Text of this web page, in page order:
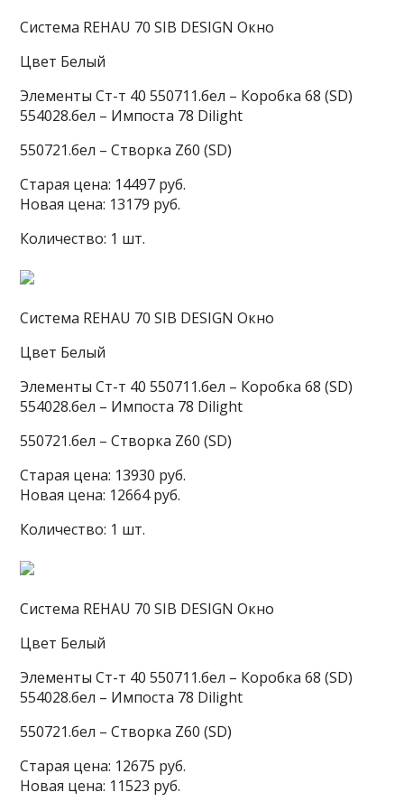
Система REHAU 70 SIB DESIGN Окно
Цвет Белый
Элементы Ст-т 40 550711.бел – Коробка 68 (SD)
554028.бел – Импоста 78 Dilight
550721.бел – Створка Z60 (SD)
Старая цена: 14497 руб.
Новая цена: 13179 руб.
Количество: 1 шт.
Система REHAU 70 SIB DESIGN Окно
Цвет Белый
Элементы Ст-т 40 550711.бел – Коробка 68 (SD)
554028.бел – Импоста 78 Dilight
550721.бел – Створка Z60 (SD)
Старая цена: 13930 руб.
Новая цена: 12664 руб.
Количество: 1 шт.
Система REHAU 70 SIB DESIGN Окно
Цвет Белый
Элементы Ст-т 40 550711.бел – Коробка 68 (SD)
554028.бел – Импоста 78 Dilight
550721.бел – Створка Z60 (SD)
Старая цена: 12675 руб.
Новая цена: 11523 руб.